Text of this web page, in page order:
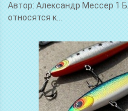
Автор: Александр Мессер 1
относятся к...